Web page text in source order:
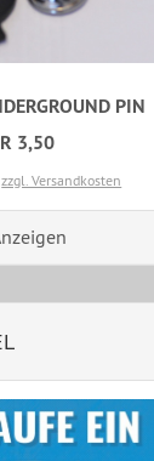
PIN
3,50
zzgl. Versandkosten